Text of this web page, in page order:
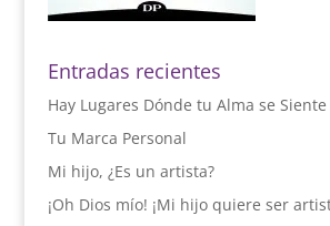
Entradas recientes
Hay Lugares Dónde tu Alma se Siente
Tu Marca Personal
Mi hijo, ¿Es un artista?
¡Oh Dios mío! ¡Mi hijo quiere ser